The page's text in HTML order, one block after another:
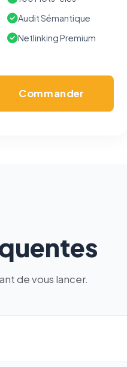
Audit Sémantique
Netlinking Premium
Commander
de vous lancer.